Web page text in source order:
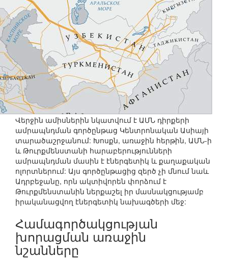
Վերջին ամիսներին նկատվում է ԱՄՆ դիրքերի
ամրապնդման գործընթաց Կենտրոնական Ասիայի
տարածաշրջանում: Խոսքն, առաջին հերթին, ԱՄՆ-ի
և Թուրքմենստանի հարաբերությունների
ամրապնդման մասին է էներգետիկ և քաղաքական
ոլորտներում: Այս գործընթացից զերծ չի մնում նաև
Ադրբեջանը, որն ակտիվորեն փորձում է
Թուրքմենստանին ներքաշել իր մասնակցությամբ
իրականացվող էներգետիկ նախագծերի մեջ:
Համագործակցության
խորացման առաջին
նշանները